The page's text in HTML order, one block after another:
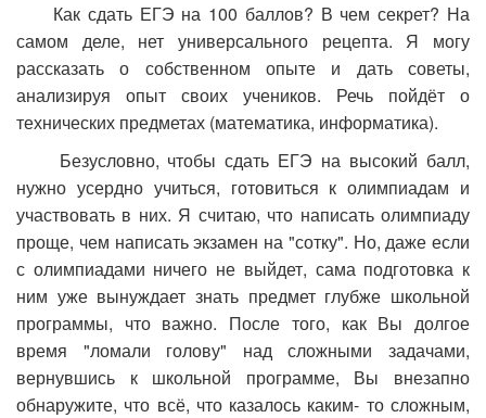
Как сдать ЕГЭ на 100 баллов? В чем секрет? На
самом деле, нет универсального рецепта. Я могу
рассказать о собственном опыте и дать советы,
анализируя опыт своих учеников. Речь пойдёт о
технических предметах (математика, информатика).
Безусловно, чтобы сдать ЕГЭ на высокий балл,
нужно усердно учиться, готовиться к олимпиадам и
участвовать в них. Я считаю, что написать олимпиаду
проще, чем написать экзамен на "сотку". Но, даже если
с олимпиадами ничего не выйдет, сама подготовка к
ним уже вынуждает знать предмет глубже школьной
программы, что важно. После того, как Вы долгое
время "ломали голову" над сложными задачами,
вернувшись к школьной программе, Вы внезапно
обнаружите, что всё, что казалось каким- то сложным,